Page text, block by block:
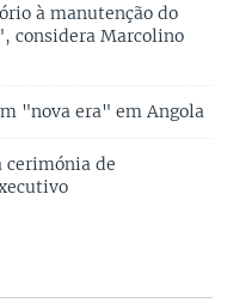
à manutenção do
considera Marcolino
"nova era" em Angola
cerimónia de